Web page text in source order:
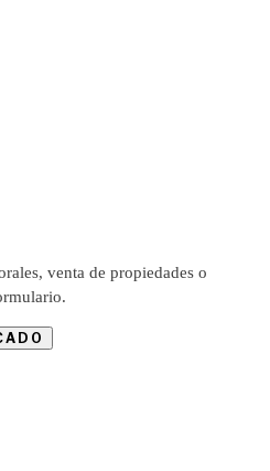
venta de propiedades o